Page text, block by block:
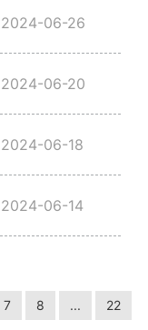
2024-06-26
2024-06-20
2024-06-18
2024-06-14
7 8 ...
22